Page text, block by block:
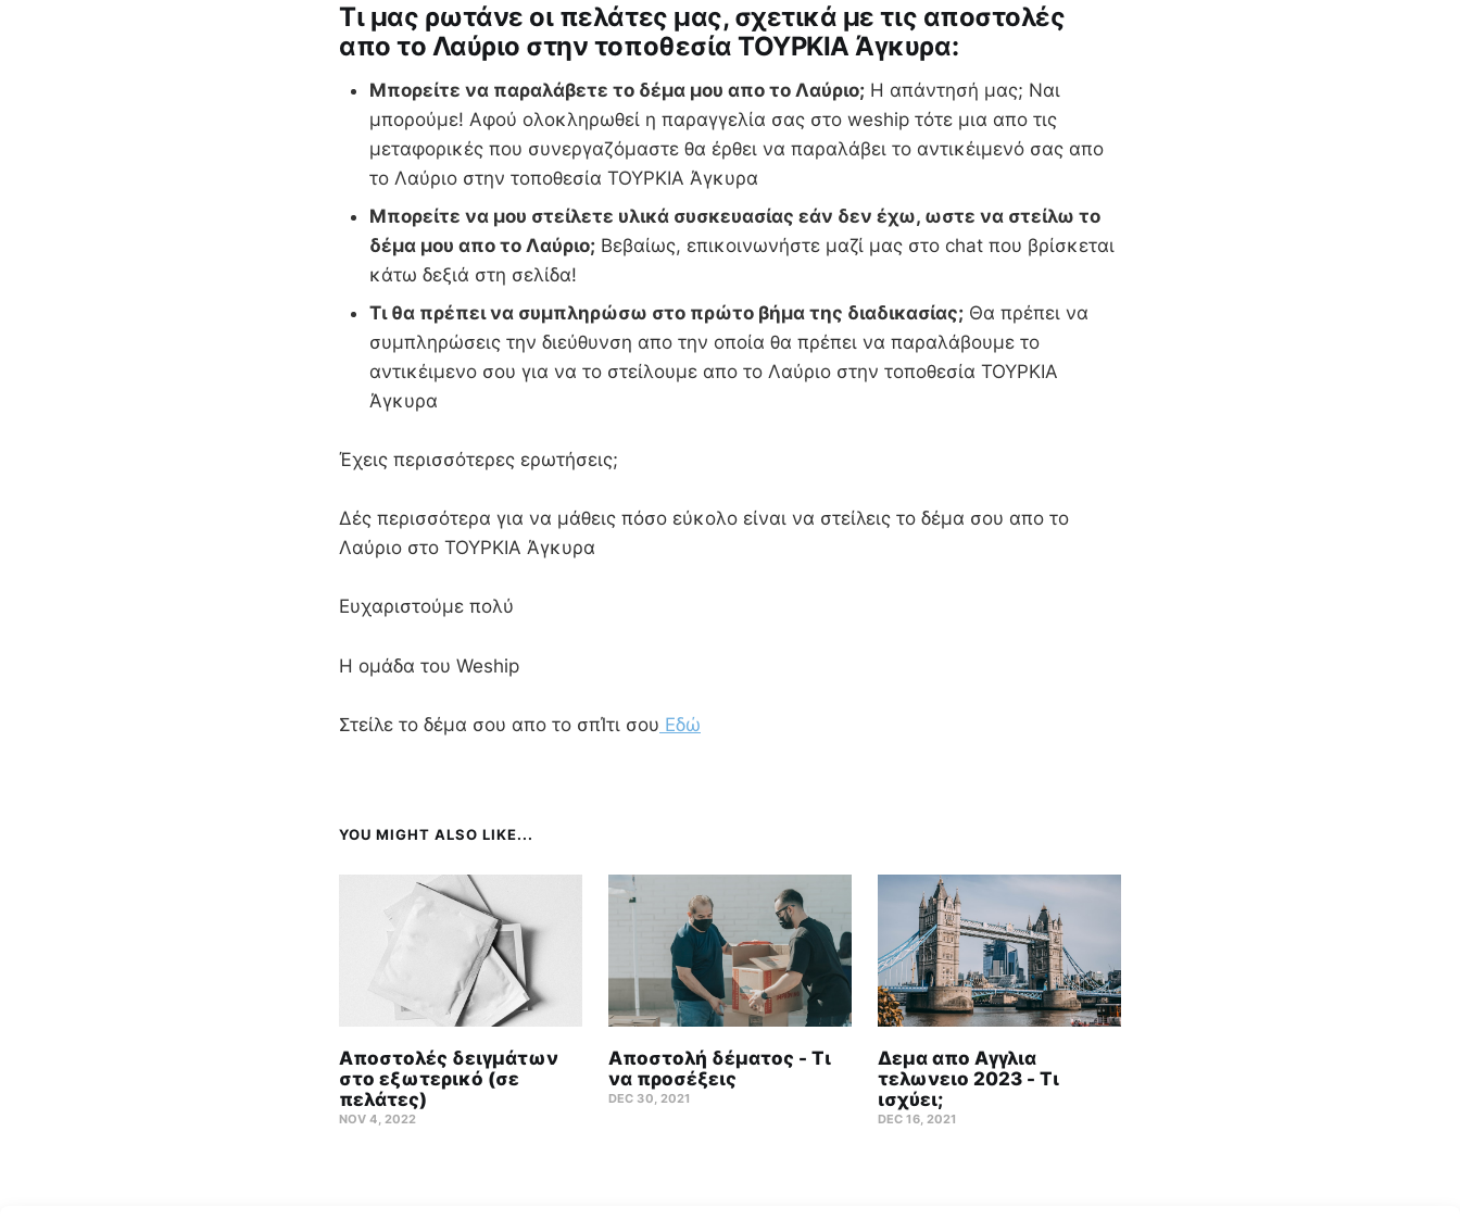
Tι μας ρωτάνε οι πελάτες μας, σχετικά με τις αποστολές
απο το Λαύριο στην τοποθεσία ΤΟΥΡΚΙΑ Άγκυρα:
Μπορείτε να παραλάβετε το δέμα μου απο το Λαύριο; Η απάντησή μας; Ναι
μπορούμε! Αφού ολοκληρωθεί η παραγγελία σας στο weship τότε μια απο τις
μεταφορικές που συνεργαζόμαστε θα έρθει να παραλάβει το αντικέιμενό σας απο
το Λαύριο στην τοποθεσία ΤΟΥΡΚΙΑ Άγκυρα
Μπορείτε να μου στείλετε υλικά συσκευασίας εάν δεν έχω, ωστε να στείλω το
δέμα μου απο το Λαύριο; Βεβαίως, επικοινωνήστε μαζί μας στο chat που βρίσκεται
κάτω δεξιά στη σελίδα!
Τι θα πρέπει να συμπληρώσω στο πρώτο βήμα της διαδικασίας; Θα πρέπει να
συμπληρώσεις την διεύθυνση απο την οποία θα πρέπει να παραλάβουμε το
αντικέιμενο σου για να το στείλουμε απο το Λαύριο στην τοποθεσία ΤΟΥΡΚΙΑ
Άγκυρα
Έχεις περισσότερες ερωτήσεις;
Δές περισσότερα για να μάθεις πόσο εύκολο είναι να στείλεις το δέμα σου απο το
Λαύριο στο ΤΟΥΡΚΙΑ Άγκυρα
Ευχαριστούμε πολύ
Η ομάδα του Weship
Στείλε το δέμα σου απο το σπΊτι σου Εδώ
YOU MIGHT ALSO LIKE...
Αποστολές δειγμάτων
στο εξωτερικό (σε
πελάτες)
NOV 4, 2022
Αποστολή δέματος - Τι
να προσέξεις
DEC 30, 2021
Δεμα απο Αγγλια
τελωνειο 2023 - Τι
ισχύει;
DEC 16, 2021